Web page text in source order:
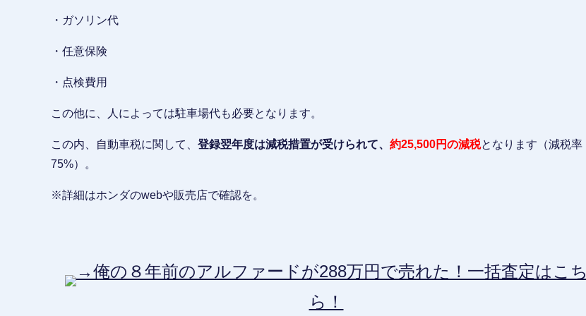
・ガソリン代
・任意保険
・点検費用
この他に、人によっては駐車場代も必要となります。
この内、自動車税に関して、 登録翌年度は減税措置が受けられて、 約25,500円の減税となります（減税率
75%）。
※詳細はホンダのwebや販売店で確認を。
→俺の８年前のアルファードが288万円で売れた！一括査定はこち
ら！